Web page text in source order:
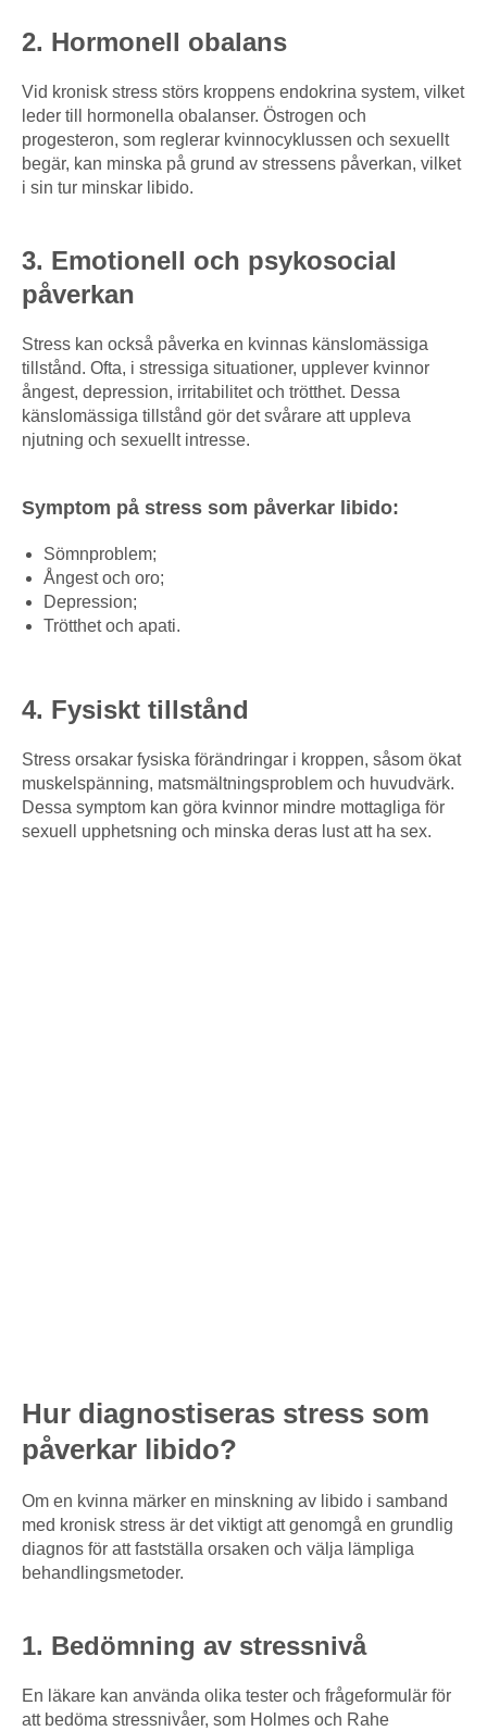
2. Hormonell obalans
Vid kronisk stress störs kroppens endokrina system, vilket
leder till hormonella obalanser. Östrogen och
progesteron, som reglerar kvinnocyklussen och sexuellt
begär, kan minska på grund av stressens påverkan, vilket
i sin tur minskar libido.
3. Emotionell och psykosocial
påverkan
Stress kan också påverka en kvinnas känslomässiga
tillstånd. Ofta, i stressiga situationer, upplever kvinnor
ångest, depression, irritabilitet och trötthet. Dessa
känslomässiga tillstånd gör det svårare att uppleva
njutning och sexuellt intresse.
Symptom på stress som påverkar libido:
Sömnproblem;
Ångest och oro;
Depression;
Trötthet och apati.
4. Fysiskt tillstånd
Stress orsakar fysiska förändringar i kroppen, såsom ökat
muskelspänning, matsmältningsproblem och huvudvärk.
Dessa symptom kan göra kvinnor mindre mottagliga för
sexuell upphetsning och minska deras lust att ha sex.
Hur diagnostiseras stress som
påverkar libido?
Om en kvinna märker en minskning av libido i samband
med kronisk stress är det viktigt att genomgå en grundlig
diagnos för att fastställa orsaken och välja lämpliga
behandlingsmetoder.
1. Bedömning av stressnivå
En läkare kan använda olika tester och frågeformulär för
att bedöma stressnivåer, som Holmes och Rahe